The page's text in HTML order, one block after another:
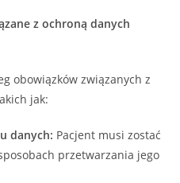
z ochroną danych
obowiązków związanych z
jak:
danych: Pacjent musi zostać
przetwarzania jego